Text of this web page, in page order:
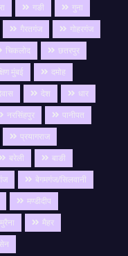
गङी
गुना
गैरतगंज
गोहरगंज
चिकलोद
छतरपुर
मुंबई
दमोह
देश
धार
नरसिंहपुर
पानीपत
प्रयागराज
बरेली
बाङी
बेगमगंज/सिलवानी
मण्डीदीप
मुरैना
मैहर